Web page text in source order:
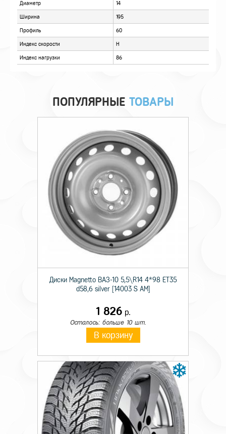
Технические характеристики
н/ш
Индекс скорости H
Индекс нагрузки 86
ПОПУЛЯРНЫЕ ТОВАРЫ
Диски Magnetto ВАЗ-10 5,5\R14 4*98 ET35
d58,6 silver [14003 S AM]
1 826р.
Осталось: больше 10 шт.
В корзину